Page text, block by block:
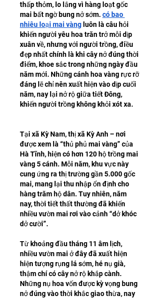
thấp thỏm, lo lắng vì hàng loạt gốc
mai bất ngờ bung nở sớm. có bao
nhiêu loại mai vàng luôn là câu hỏi
khiến người yêu hoa trăn trở mỗi dịp
xuân về, nhưng với người trồng, điều
đẹp nhất chính là khi cây nở đúng thời
điểm, khoe sắc trong những ngày đầu
năm mới. Những cánh hoa vàng rực rỡ
đáng lẽ chỉ nên xuất hiện vào dịp cuối
năm, nay lại nở rộ giữa tiết Đông,
khiến người trồng không khỏi xót xa.
Tại xã Kỳ Nam, thị xã Kỳ Anh – nơi
được xem là “thủ phủ mai vàng” của
Hà Tĩnh, hiện có hơn 120 hộ trồng mai
vàng 5 cánh. Mỗi năm, khu vực này
cung ứng ra thị trường gần 5.000 gốc
mai, mang lại thu nhập ổn định cho
hàng trăm hộ dân. Tuy nhiên, năm
nay, thời tiết thất thường đã khiến
nhiều vườn mai rơi vào cảnh “dở khóc
dở cười”.
Từ khoảng đầu tháng 11 âm lịch,
nhiều vườn mai ở đây đã xuất hiện
hiện tượng rụng lá sớm, hé nụ già,
thậm chí có cây nở rộ khắp cành.
Những nụ hoa vốn được kỳ vọng bung
nở đúng vào thời khắc giao thừa, nay